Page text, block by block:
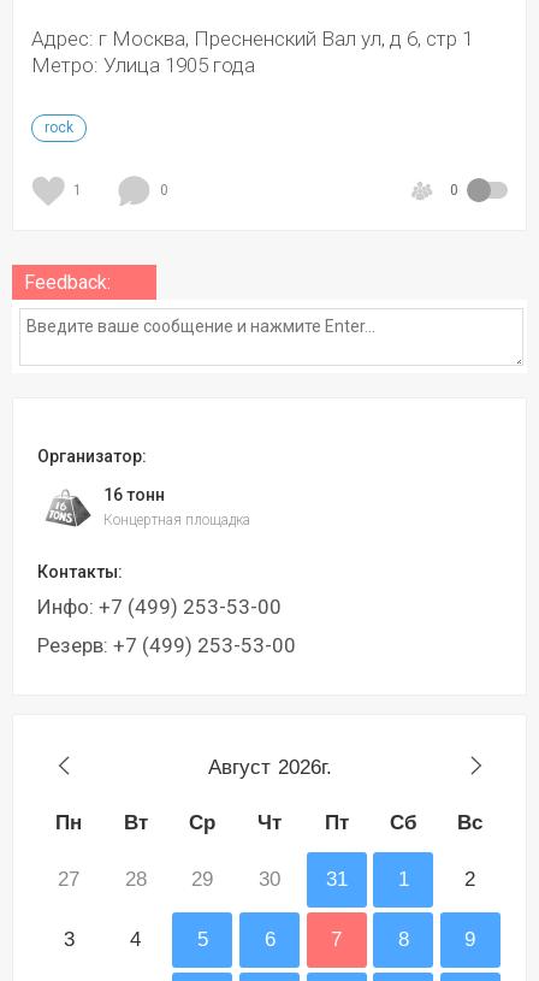
Адрес: г Москва, Пресненский Вал ул, д 6, стр 1
Метро: Улица 1905 года
rock
1 0 0
Feedback:
Организатор:
16 тонн
Концертная площадка
Контакты:
Инфо: +7 (499) 253-53-00
Резерв: +7 (499) 253-53-00
Август 2026г.
Пн Вт Ср Чт Пт Сб Вс
27 28 29 30 31 1 2
3 4 5 6 7 8 9